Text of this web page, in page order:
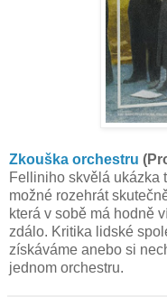
Zkouška orchestru
Felliniho skvělá ukázka
možné rozehrát
která v sobě má hodně
zdálo. Kritika lidské
získáváme anebo si
jednom orchestru.